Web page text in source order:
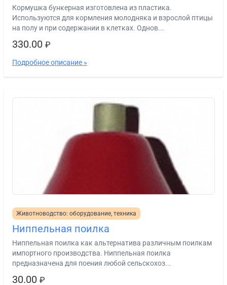
Кормушка бункерная изготовлена из пластика.
Используются для кормления молодняка и взрослой птицы
на полу и при содержании в клетках. Однов...
330.00 ₽
Подробное описание »
Животноводство: оборудование, техника
Ниппельная поилка
Ниппельная поилка как альтернатива различным поилкам
импортного производства. Ниппельная поилка
предназначена для поения любой сельскохоз...
30.00 ₽